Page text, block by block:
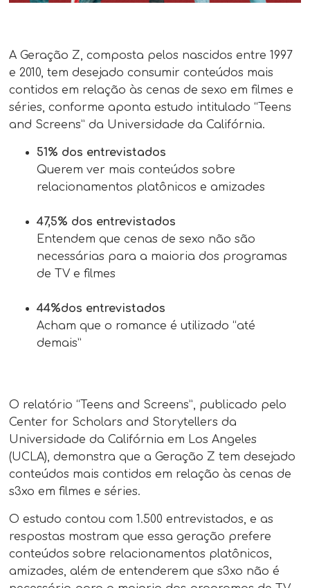
A Geração Z, composta pelos nascidos entre 1997
e 2010, tem desejado consumir conteúdos mais
contidos em relação às cenas de sexo em filmes e
séries, conforme aponta estudo intitulado “Teens
and Screens” da Universidade da Califórnia.
51% dos entrevistados
Querem ver mais conteúdos sobre
relacionamentos platônicos e amizades
47,5% dos entrevistados
Entendem que cenas de sexo não são
necessárias para a maioria dos programas
de TV e filmes
44%dos entrevistados
Acham que o romance é utilizado “até
demais”
O relatório “Teens and Screens”, publicado pelo
Center for Scholars and Storytellers da
Universidade da Califórnia em Los Angeles
(UCLA), demonstra que a Geração Z tem desejado
conteúdos mais contidos em relação às cenas de
s3xo em filmes e séries.
O estudo contou com 1.500 entrevistados, e as
respostas mostram que essa geração prefere
conteúdos sobre relacionamentos platônicos,
amizades, além de entenderem que s3xo não é